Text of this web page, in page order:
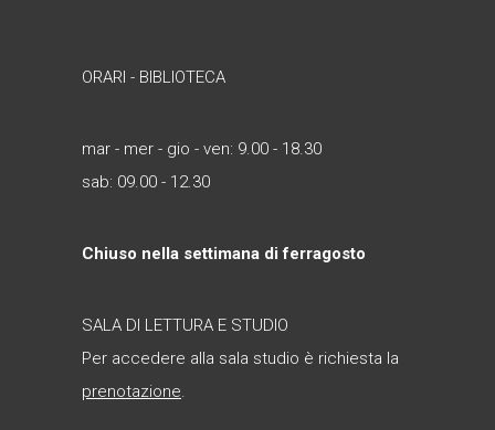
ORARI - BIBLIOTECA
mar - mer - gio - ven: 9.00 - 18.30
sab: 09.00 - 12.30
Chiuso nella settimana di ferragosto
SALA DI LETTURA E STUDIO
Per accedere alla sala studio è richiesta la
prenotazione